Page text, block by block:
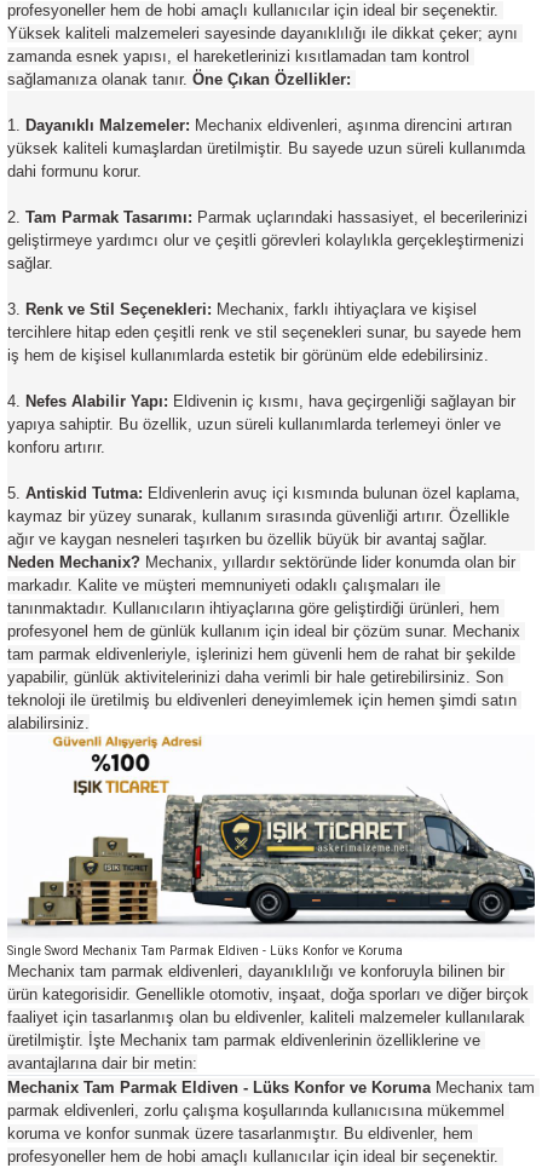
profesyoneller hem de hobi amaçlı kullanıcılar için ideal bir seçenektir.
Yüksek kaliteli malzemeleri sayesinde dayanıklılığı ile dikkat çeker; aynı
zamanda esnek yapısı, el hareketlerinizi kısıtlamadan tam kontrol
sağlamanıza olanak tanır. Öne Çıkan Özellikler:
Dayanıklı Malzemeler: Mechanix eldivenleri, aşınma direncini artıran
yüksek kaliteli kumaşlardan üretilmiştir. Bu sayede uzun süreli kullanımda
dahi formunu korur.
Tam Parmak Tasarımı: Parmak uçlarındaki hassasiyet, el becerilerinizi
geliştirmeye yardımcı olur ve çeşitli görevleri kolaylıkla gerçekleştirmenizi
sağlar.
Renk ve Stil Seçenekleri: Mechanix, farklı ihtiyaçlara ve kişisel
tercihlere hitap eden çeşitli renk ve stil seçenekleri sunar, bu sayede hem
iş hem de kişisel kullanımlarda estetik bir görünüm elde edebilirsiniz.
Nefes Alabilir Yapı: Eldivenin iç kısmı, hava geçirgenliği sağlayan bir
yapıya sahiptir. Bu özellik, uzun süreli kullanımlarda terlemeyi önler ve
konforu artırır.
Antiskid Tutma: Eldivenlerin avuç içi kısmında bulunan özel kaplama,
kaymaz bir yüzey sunarak, kullanım sırasında güvenliği artırır. Özellikle
ağır ve kaygan nesneleri taşırken bu özellik büyük bir avantaj sağlar.
Neden Mechanix? Mechanix, yıllardır sektöründe lider konumda olan bir
markadır. Kalite ve müşteri memnuniyeti odaklı çalışmaları ile
tanınmaktadır. Kullanıcıların ihtiyaçlarına göre geliştirdiği ürünleri, hem
profesyonel hem de günlük kullanım için ideal bir çözüm sunar. Mechanix
tam parmak eldivenleriyle, işlerinizi hem güvenli hem de rahat bir şekilde
yapabilir, günlük aktivitelerinizi daha verimli bir hale getirebilirsiniz. Son
teknoloji ile üretilmiş bu eldivenleri deneyimlemek için hemen şimdi satın
alabilirsiniz.
Single Sword Mechanix Tam Parmak Eldiven - Lüks Konfor ve Koruma
Mechanix tam parmak eldivenleri, dayanıklılığı ve konforuyla bilinen bir
ürün kategorisidir. Genellikle otomotiv, inşaat, doğa sporları ve diğer birçok
faaliyet için tasarlanmış olan bu eldivenler, kaliteli malzemeler kullanılarak
üretilmiştir. İşte Mechanix tam parmak eldivenlerinin özelliklerine ve
avantajlarına dair bir metin:
Mechanix Tam Parmak Eldiven - Lüks Konfor ve Koruma Mechanix tam
parmak eldivenleri, zorlu çalışma koşullarında kullanıcısına mükemmel
koruma ve konfor sunmak üzere tasarlanmıştır. Bu eldivenler, hem
profesyoneller hem de hobi amaçlı kullanıcılar için ideal bir seçenektir.